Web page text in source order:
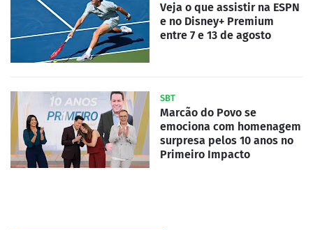
Veja o que assistir na ESPN
e no Disney+ Premium
entre 7 e 13 de agosto
SBT
Marcão do Povo se
emociona com homenagem
surpresa pelos 10 anos no
Primeiro Impacto